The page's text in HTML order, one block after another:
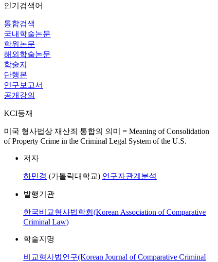
인기검색어
통합검색
국내학술논문
학위논문
해외학술논문
학술지
단행본
연구보고서
공개강의
KCI등재
미국 형사법상 재산죄 통합의 의미 = Meaning of Consolidation
of Property Crime in the Criminal Legal System of the U.S.
저자
하민경 (가톨릭대학교) 연구자관계분석
발행기관
한국비교형사법학회(Korean Association of Comparative
Criminal Law)
학술지명
비교형사법연구(Korean Journal of Comparative Criminal